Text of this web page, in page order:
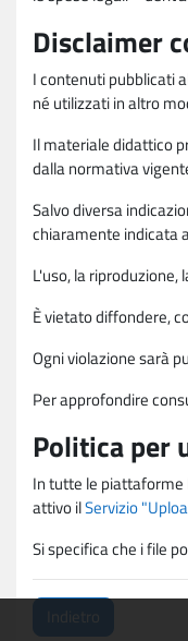
Disclaimer
I contenuti pubblicati
né utilizzati in altro
Il materiale didattico
dalla normativa
Salvo diversa
chiaramente indicata
L'uso, la
È vietato diffondere,
Ogni violazione sarà
Per approfondire
Politica per
In tutte le piattaforme
attivo ilServizio
Si specifica che i file
Indietro